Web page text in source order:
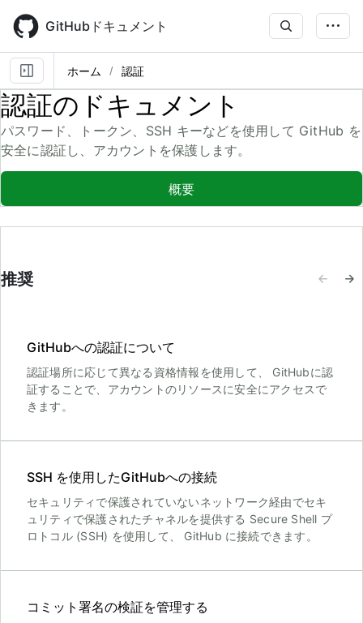
main
content
GitHubドキュメント
ホーム 認証
認証のドキュメント
パスワード、トークン、SSH キーなどを使用して GitHub を
安全に認証し、アカウントを保護します。
概要
推奨
GitHubへの認証について
認証場所に応じて異なる資格情報を使用して、 GitHubに認
証することで、アカウントのリソースに安全にアクセスで
きます。
SSH を使用したGitHubへの接続
セキュリティで保護されていないネットワーク経由でセキ
ュリティで保護されたチャネルを提供する Secure Shell プ
ロトコル (SSH) を使用して、 GitHub に接続できます。
コミット署名の検証を管理する